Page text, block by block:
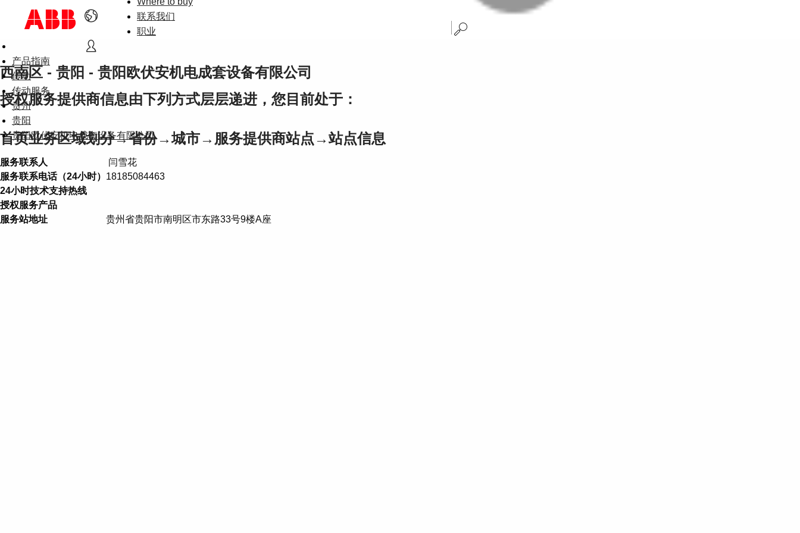
联系我们
职业
产品指南
传动
传动服务
贵州
贵阳
贵阳欧伏安机电成套设备有限公司
西南区 - 贵阳 - 贵阳欧伏安机电成套设备有限公司
授权服务提供商信息由下列方式层层递进，您目前处于：
首页业务区域划分→省份→城市→服务提供商站点→站点信息
服务联系人
闫雪花
服务联系电话（24小时） 18185084463
24小时技术支持热线
授权服务产品
服务站地址
贵州省贵阳市南明区市东路33号9楼A座